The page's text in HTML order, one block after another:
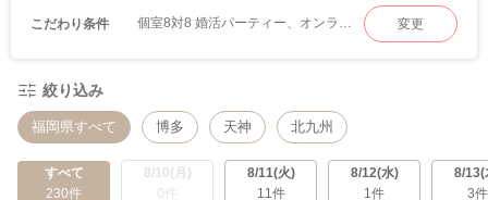
こだわり条件 個室8対8 婚活パーティー、オンラインマッチング 変更
絞り込み
福岡県すべて 博多 天神 北九州
すべて
230件
8/10(月)
0件
8/11(火)
11件
8/12(水)
1件
8/13(
3件